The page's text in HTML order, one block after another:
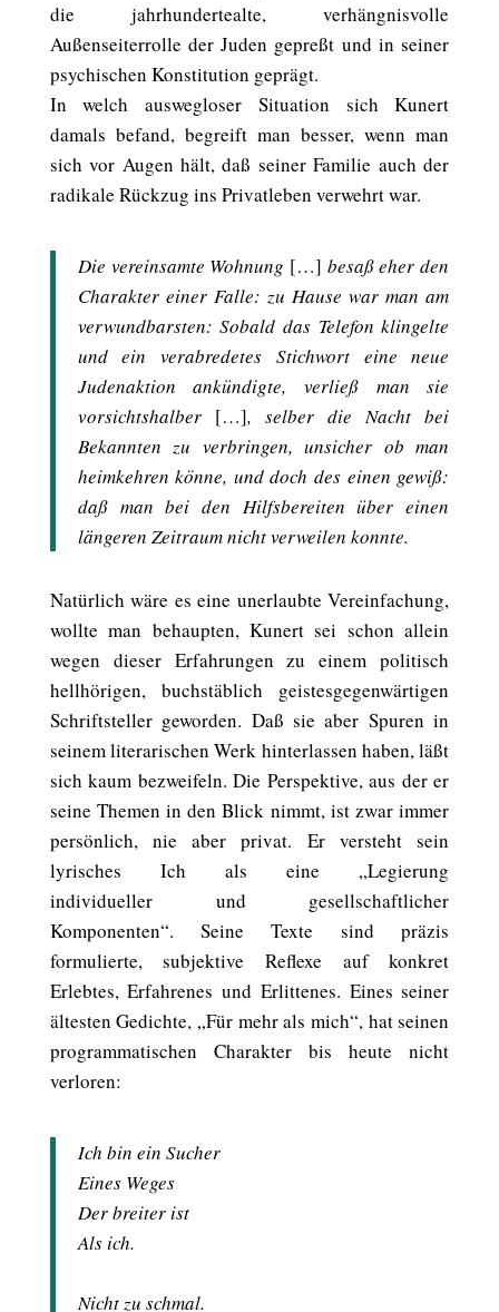
die jahrhundertealte, verhängnisvolle
Außenseiterrolle der Juden gepreßt und in seiner
psychischen Konstitution geprägt.
In welch auswegloser Situation sich Kunert
damals befand, begreift man besser, wenn man
sich vor Augen hält, daß seiner Familie auch der
radikale Rückzug ins Privatleben verwehrt war.
Die vereinsamte Wohnung […] besaß eher den
Charakter einer Falle: zu Hause war man am
verwundbarsten: Sobald das Telefon klingelte
und ein verabredetes Stichwort eine neue
Judenaktion ankündigte, verließ man sie
vorsichtshalber[…], selber die Nacht bei
Bekannten zu verbringen, unsicher ob man
heimkehren könne, und doch des einen gewiß:
daß man bei den Hilfsbereiten über einen
längeren Zeitraum nicht verweilen konnte.
Natürlich wäre es eine unerlaubte Vereinfachung,
wollte man behaupten, Kunert sei schon allein
wegen dieser Erfahrungen zu einem politisch
hellhörigen, buchstäblich geistesgegenwärtigen
Schriftsteller geworden. Daß sie aber Spuren in
seinem literarischen Werk hinterlassen haben, läßt
sich kaum bezweifeln. Die Perspektive, aus der er
seine Themen in den Blick nimmt, ist zwar immer
persönlich, nie aber privat. Er versteht sein
lyrisches Ich als eine „Legierung
individueller und gesellschaftlicher
Komponenten“. Seine Texte sind präzis
formulierte, subjektive Reflexe auf konkret
Erlebtes, Erfahrenes und Erlittenes. Eines seiner
ältesten Gedichte, „Für mehr als mich“, hat seinen
programmatischen Charakter bis heute nicht
verloren:
Ich bin ein Sucher
Eines Weges
Der breiter ist
Als ich.
Nicht zu schmal.